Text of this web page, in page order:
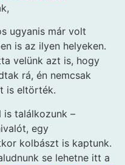
ugyanis már volt
is az ilyen helyeken.
velünk azt is, hogy
rá, én nemcsak
is eltörték.
is találkozunk –
egy
kolbászt is kaptunk.
se lehetne itt a